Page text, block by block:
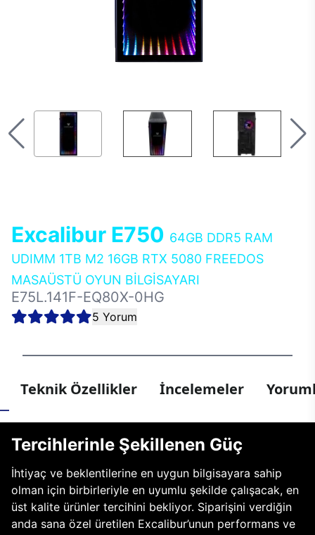
Excalibur E750 64GB DDR5 RAM
UDIMM 1TB M2 16GB RTX 5080 FREEDOS
MASAÜSTÜ OYUN BİLGİSAYARI
E75L.141F-EQ80X-0HG
5 Yorum
Teknik Özellikler İncelemeler
Tercihlerinle Şekillenen Güç
İhtiyaç ve beklentilerine en uygun bilgisayara sahip
olman için birbirleriyle en uyumlu şekilde çalışacak, en
üst kalite ürünler tercihini bekliyor. Siparişini verdiğin
anda sana özel üretilen Excalibur’unun performans ve